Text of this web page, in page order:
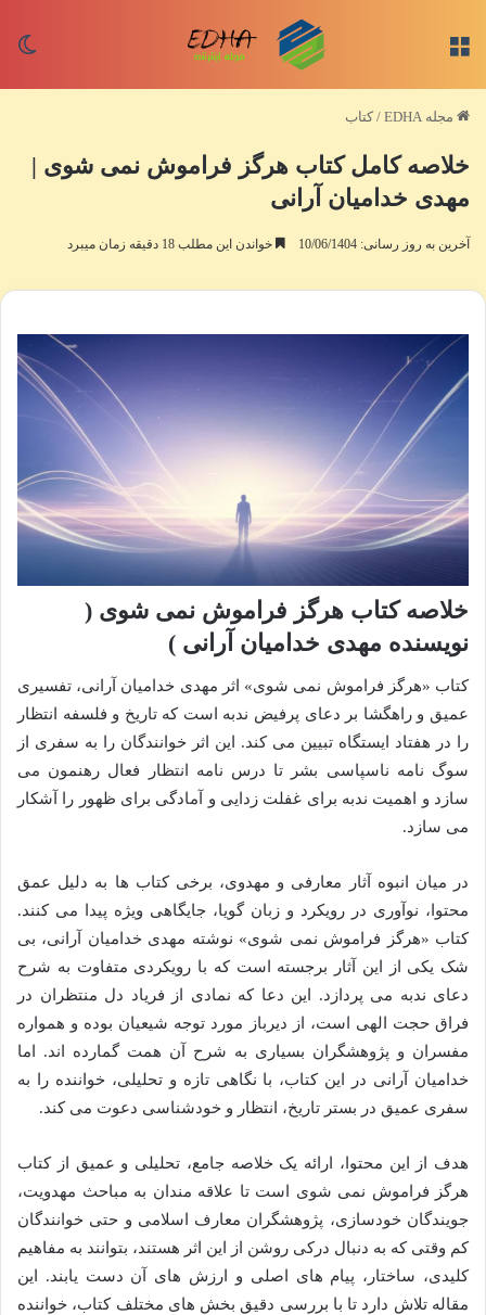
مجله EDHA / کتاب
خلاصه کامل کتاب هرگز فراموش نمی شوی |
مهدی خدامیان آرانی
آخرین به روز رسانی: 10/06/1404 خواندن این مطلب 18 دقیقه زمان میبرد
خلاصه کتاب هرگز فراموش نمی شوی (
نویسنده مهدی خدامیان آرانی )
کتاب «هرگز فراموش نمی شوی» اثر مهدی خدامیان آرانی، تفسیری
عمیق و راهگشا بر دعای پرفیض ندبه است که تاریخ و فلسفه انتظار
را در هفتاد ایستگاه تبیین می کند. این اثر خوانندگان را به سفری از
سوگ نامه ناسپاسی بشر تا درس نامه انتظار فعال رهنمون می
سازد و اهمیت ندبه برای غفلت زدایی و آمادگی برای ظهور را آشکار
می سازد.
در میان انبوه آثار معارفی و مهدوی، برخی کتاب ها به دلیل عمق
محتوا، نوآوری در رویکرد و زبان گویا، جایگاهی ویژه پیدا می کنند.
کتاب «هرگز فراموش نمی شوی» نوشته مهدی خدامیان آرانی، بی
شک یکی از این آثار برجسته است که با رویکردی متفاوت به شرح
دعای ندبه می پردازد. این دعا که نمادی از فریاد دل منتظران در
فراق حجت الهی است، از دیرباز مورد توجه شیعیان بوده و همواره
مفسران و پژوهشگران بسیاری به شرح آن همت گمارده اند. اما
خدامیان آرانی در این کتاب، با نگاهی تازه و تحلیلی، خواننده را به
سفری عمیق در بستر تاریخ، انتظار و خودشناسی دعوت می کند.
هدف از این محتوا، ارائه یک خلاصه جامع، تحلیلی و عمیق از کتاب
هرگز فراموش نمی شوی است تا علاقه مندان به مباحث مهدویت،
جویندگان خودسازی، پژوهشگران معارف اسلامی و حتی خوانندگان
کم وقتی که به دنبال درکی روشن از این اثر هستند، بتوانند به مفاهیم
کلیدی، ساختار، پیام های اصلی و ارزش های آن دست یابند. این
مقاله تلاش دارد تا با بررسی دقیق بخش های مختلف کتاب، خواننده